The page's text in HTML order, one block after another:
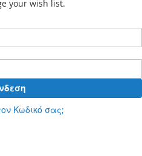
your wish list.
Κωδικό σας;